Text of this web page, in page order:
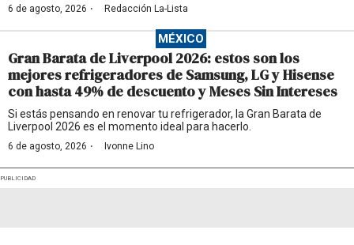
6 de agosto, 2026 · Redacción La-Lista
MÉXICO
Gran Barata de Liverpool 2026: estos son los
mejores refrigeradores de Samsung, LG y Hisense
con hasta 49% de descuento y Meses Sin Intereses
Si estás pensando en renovar tu refrigerador, la Gran Barata de
Liverpool 2026 es el momento ideal para hacerlo.
6 de agosto, 2026 · Ivonne Lino
PUBLICIDAD